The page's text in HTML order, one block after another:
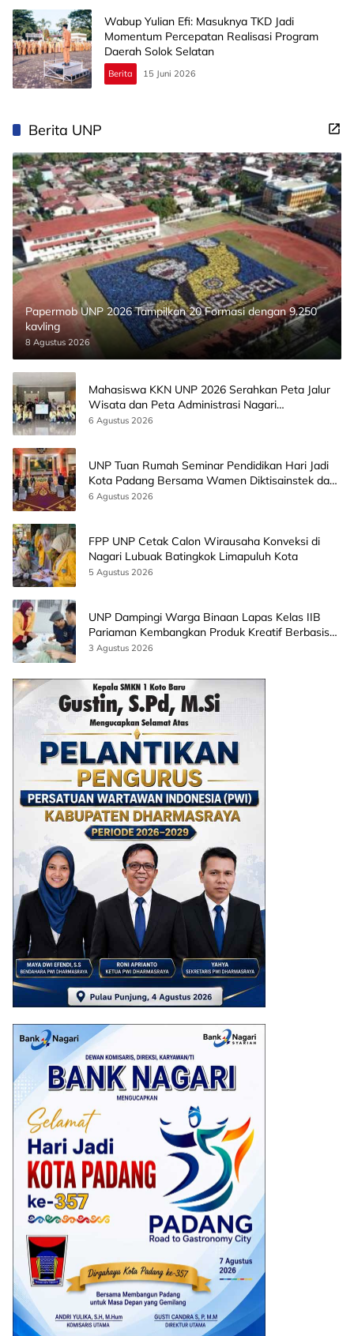
Wabup Yulian Efi: Masuknya TKD Jadi
Momentum Percepatan Realisasi Program
Daerah Solok Selatan
Berita 15 Juni 2026
Berita UNP
Papermob UNP 2026 Tampilkan 20 Formasi dengan 9.250
kavling
8 Agustus 2026
Mahasiswa KKN UNP 2026 Serahkan Peta Jalur
Wisata dan Peta Administrasi Nagari
Paninggahan
6 Agustus 2026
UNP Tuan Rumah Seminar Pendidikan Hari Jadi
Kota Padang Bersama Wamen Diktisainstek dan
CEO EMGS Malaysia
6 Agustus 2026
FPP UNP Cetak Calon Wirausaha Konveksi di
Nagari Lubuak Batingkok Limapuluh Kota
5 Agustus 2026
UNP Dampingi Warga Binaan Lapas Kelas IIB
Pariaman Kembangkan Produk Kreatif Berbasis
AI
3 Agustus 2026